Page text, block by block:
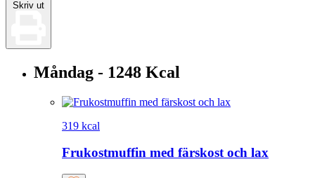
Måndag - 1248 Kcal
319 kcal
Frukostmuffin med färskost och lax